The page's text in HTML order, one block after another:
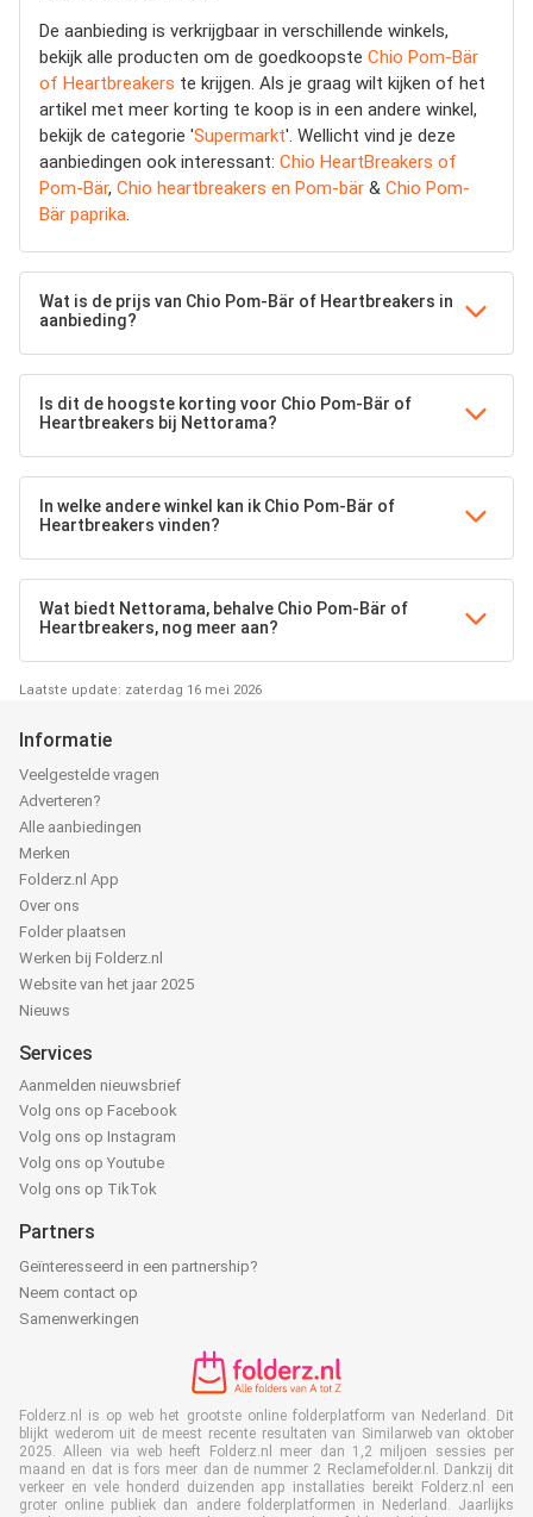
De aanbieding is verkrijgbaar in verschillende winkels,
bekijk alle producten om de goedkoopste Chio Pom-Bär
of Heartbreakers te krijgen. Als je graag wilt kijken of het
artikel met meer korting te koop is in een andere winkel,
bekijk de categorie 'Supermarkt'. Wellicht vind je deze
aanbiedingen ook interessant: Chio HeartBreakers of
Pom-Bär, Chio heartbreakers en Pom-bär & Chio Pom-
Bär paprika.
Wat is de prijs van Chio Pom-Bär of Heartbreakers in
aanbieding?
Is dit de hoogste korting voor Chio Pom-Bär of
Heartbreakers bij Nettorama?
In welke andere winkel kan ik Chio Pom-Bär of
Heartbreakers vinden?
Wat biedt Nettorama, behalve Chio Pom-Bär of
Heartbreakers, nog meer aan?
Laatste update: zaterdag 16 mei 2026
Informatie
Veelgestelde vragen
Adverteren?
Alle aanbiedingen
Merken
Folderz.nl App
Over ons
Folder plaatsen
Werken bij Folderz.nl
Website van het jaar 2025
Nieuws
Services
Aanmelden nieuwsbrief
Volg ons op Facebook
Volg ons op Instagram
Volg ons op Youtube
Volg ons op TikTok
Partners
Geïnteresseerd in een partnership?
Neem contact op
Samenwerkingen
Folderz.nl is op web het grootste online folderplatform van Nederland. Dit
blijkt wederom uit de meest recente resultaten van Similarweb van oktober
2025. Alleen via web heeft Folderz.nl meer dan 1,2 miljoen sessies per
maand en dat is fors meer dan de nummer 2 Reclamefolder.nl. Dankzij dit
verkeer en vele honderd duizenden app installaties bereikt Folderz.nl een
groter online publiek dan andere folderplatformen in Nederland. Jaarlijks